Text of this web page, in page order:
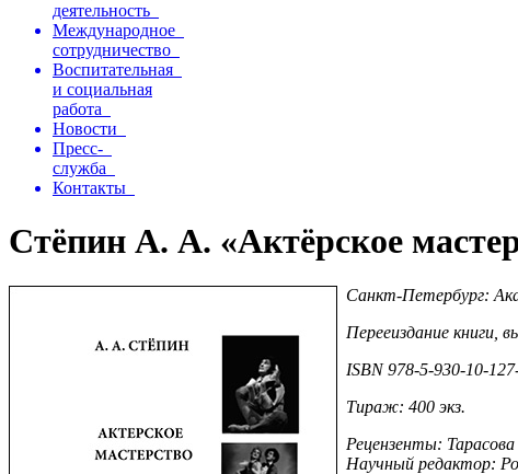
деятельность
Международное
сотрудничество
Воспитательная
и социальная
работа
Новости
Пресс-
служба
Контакты
Стёпин А. А. «Актёрское
Санкт-Петербург:
Перееиздание книги,
ISBN 978-5-930-10-
Тираж: 400 экз.
Рецензенты:
Научный редактор: